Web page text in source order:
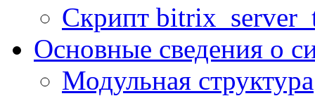
Скрипт
Основные сведения о
Модульная структура